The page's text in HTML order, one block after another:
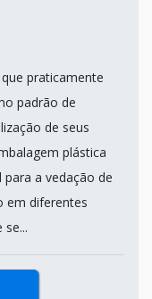
praticamente
padrão de
de seus
plástica
a vedação de
em diferentes